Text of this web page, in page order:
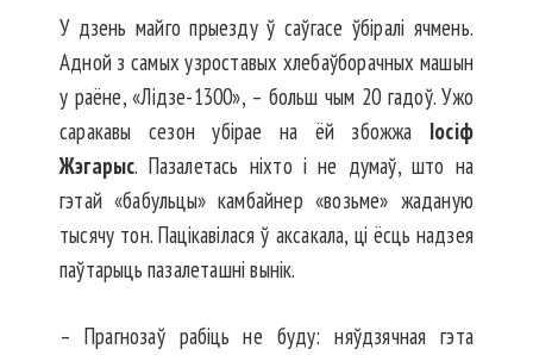
У дзень майго прыезду ў саўгасе ўбіралі ячмень.
Адной з самых узроставых хлебаўборачных машын
у раёне, «Лідзе-1300», – больш чым 20 гадоў. Ужо
саракавы сезон убірае на ёй збожжа Іосіф
Жэгарыс. Пазалетась ніхто і не думаў, што на
гэтай «бабульцы» камбайнер «возьме» жаданую
тысячу тон. Пацікавілася ў аксакала, ці ёсць надзея
паўтарыць пазалеташні вынік.
– Прагнозаў рабіць не буду: ня­ўдзячная гэта